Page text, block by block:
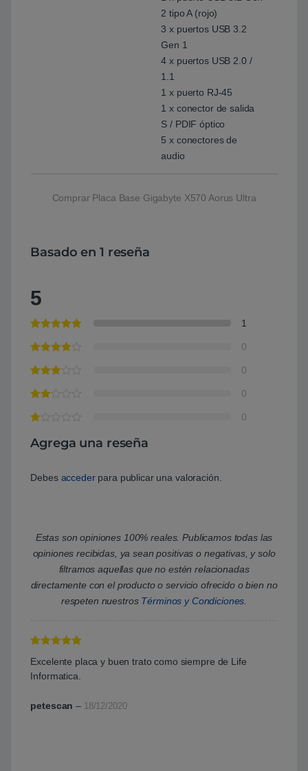
2 tipo A (rojo)
3 x puertos USB 3.2
Gen 1
4 x puertos USB 2.0 /
1.1
1 x puerto RJ-45
1 x conector de salida
S / PDIF óptico
5 x conectores de
audio
Comprar Placa Base Gigabyte X570 Aorus Ultra
Basado en 1 reseña
5
1
0
0
0
0
Agrega una reseña
Debes accederpara publicar una valoración.
Estas son opiniones 100% reales. Publicamos todas las
opiniones recibidas, ya sean positivas o negativas, y solo
filtramos aquellas que no estén relacionadas
directamente con el producto o servicio ofrecido o bien no
respeten nuestros Términos y Condiciones
5de 5
Excelente placa y buen trato como siempre de Life
Informatica.
petescan – 18/12/2020